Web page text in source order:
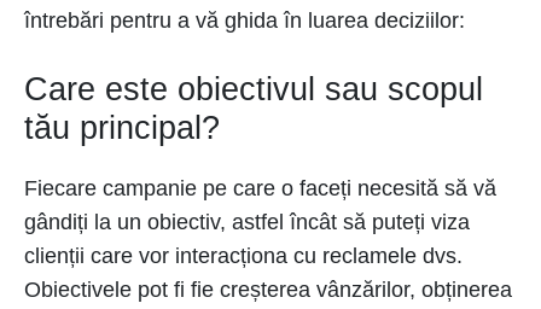
întrebări pentru a vă ghida în luarea deciziilor:
Care este obiectivul sau scopul
tău principal?
Fiecare campanie pe care o faceți necesită să vă
gândiți la un obiectiv, astfel încât să puteți viza
clienții care vor interacționa cu reclamele dvs.
Obiectivele pot fi fie creșterea vânzărilor, obținerea